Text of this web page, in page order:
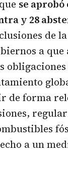
se aprobó
y 28
de
a que
obligaciones
de forma
a un